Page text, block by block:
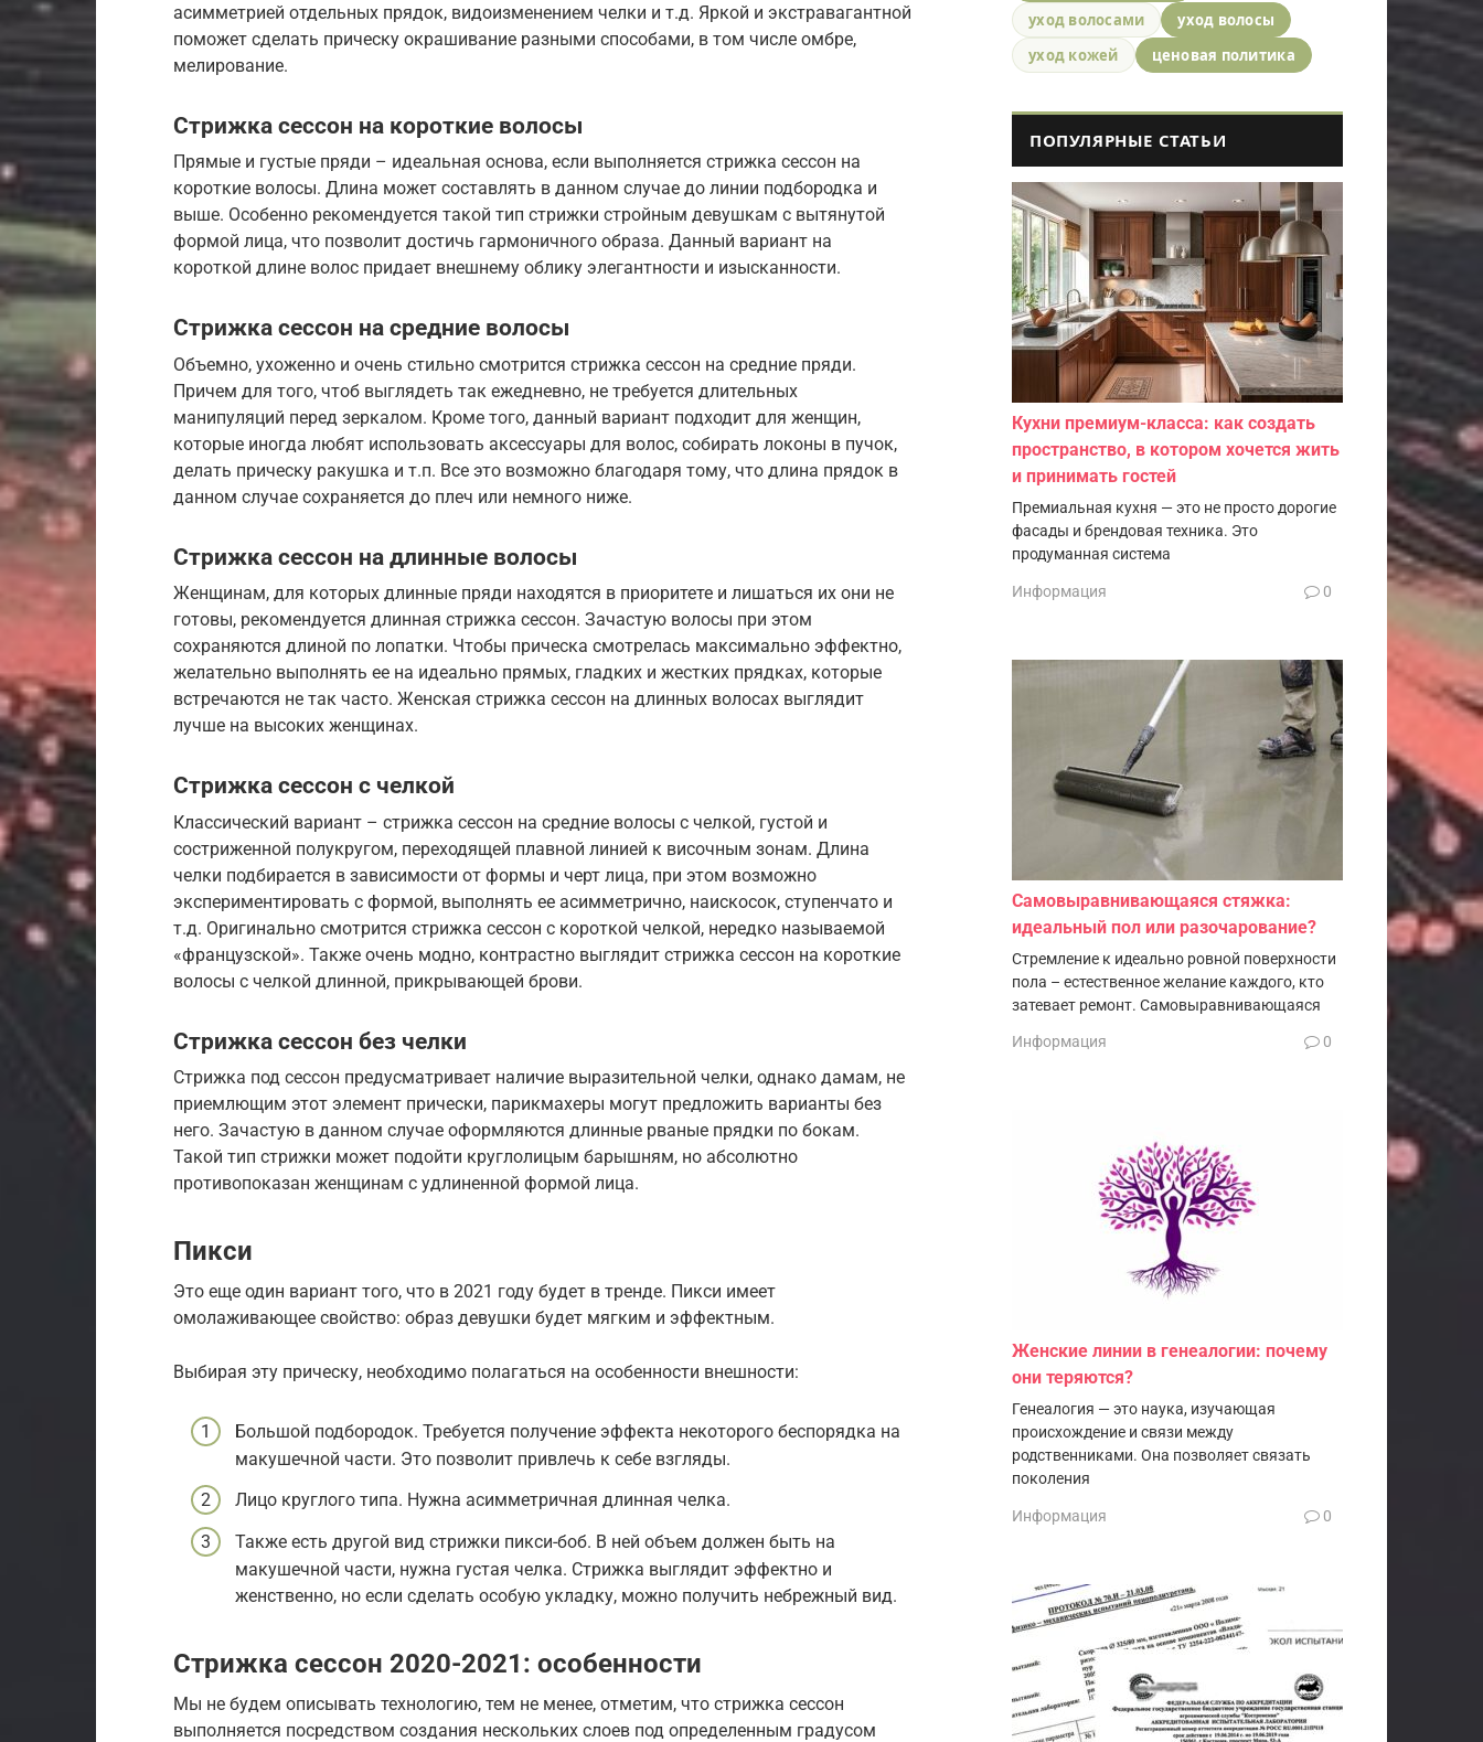
асимметрией отдельных прядок, видоизменением челки и т.д. Яркой и экстравагантной
поможет сделать прическу окрашивание разными способами, в том числе омбре,
мелирование.
Стрижка сессон на короткие волосы
Прямые и густые пряди – идеальная основа, если выполняется стрижка сессон на
короткие волосы. Длина может составлять в данном случае до линии подбородка и
выше. Особенно рекомендуется такой тип стрижки стройным девушкам с вытянутой
формой лица, что позволит достичь гармоничного образа. Данный вариант на
короткой длине волос придает внешнему облику элегантности и изысканности.
Стрижка сессон на средние волосы
Объемно, ухоженно и очень стильно смотрится стрижка сессон на средние пряди.
Причем для того, чтоб выглядеть так ежедневно, не требуется длительных
манипуляций перед зеркалом. Кроме того, данный вариант подходит для женщин,
которые иногда любят использовать аксессуары для волос, собирать локоны в пучок,
делать прическу ракушка и т.п. Все это возможно благодаря тому, что длина прядок в
данном случае сохраняется до плеч или немного ниже.
Стрижка сессон на длинные волосы
Женщинам, для которых длинные пряди находятся в приоритете и лишаться их они не
готовы, рекомендуется длинная стрижка сессон. Зачастую волосы при этом
сохраняются длиной по лопатки. Чтобы прическа смотрелась максимально эффектно,
желательно выполнять ее на идеально прямых, гладких и жестких прядках, которые
встречаются не так часто. Женская стрижка сессон на длинных волосах выглядит
лучше на высоких женщинах.
Стрижка сессон с челкой
Классический вариант – стрижка сессон на средние волосы с челкой, густой и
состриженной полукругом, переходящей плавной линией к височным зонам. Длина
челки подбирается в зависимости от формы и черт лица, при этом возможно
экспериментировать с формой, выполнять ее асимметрично, наискосок, ступенчато и
т.д. Оригинально смотрится стрижка сессон с короткой челкой, нередко называемой
«французской». Также очень модно, контрастно выглядит стрижка сессон на короткие
волосы с челкой длинной, прикрывающей брови.
Стрижка сессон без челки
Стрижка под сессон предусматривает наличие выразительной челки, однако дамам, не
приемлющим этот элемент прически, парикмахеры могут предложить варианты без
него. Зачастую в данном случае оформляются длинные рваные прядки по бокам.
Такой тип стрижки может подойти круглолицым барышням, но абсолютно
противопоказан женщинам с удлиненной формой лица.
Пикси
Это еще один вариант того, что в 2021 году будет в тренде. Пикси имеет
омолаживающее свойство: образ девушки будет мягким и эффектным.
Выбирая эту прическу, необходимо полагаться на особенности внешности:
Большой подбородок. Требуется получение эффекта некоторого беспорядка на
макушечной части. Это позволит привлечь к себе взгляды.
Лицо круглого типа. Нужна асимметричная длинная челка.
Также есть другой вид стрижки пикси-боб. В ней объем должен быть на
макушечной части, нужна густая челка. Стрижка выглядит эффектно и
женственно, но если сделать особую укладку, можно получить небрежный вид.
Стрижка сессон 2020-2021: особенности
Мы не будем описывать технологию, тем не менее, отметим, что стрижка сессон
выполняется посредством создания нескольких слоев под определенным градусом
уход волосами
уход волосы
уход кожей
ценовая политика
ПОПУЛЯРНЫЕ СТАТЬИ
Кухни премиум-класса: как создать
пространство, в котором хочется жить
и принимать гостей
Премиальная кухня — это не просто дорогие
фасады и брендовая техника. Это
продуманная система
Информация 0
Самовыравнивающаяся стяжка:
идеальный пол или разочарование?
Стремление к идеально ровной поверхности
пола – естественное желание каждого, кто
затевает ремонт. Самовыравнивающаяся
Информация 0
Женские линии в генеалогии: почему
они теряются?
Генеалогия — это наука, изучающая
происхождение и связи между
родственниками. Она позволяет связать
поколения
Информация 0